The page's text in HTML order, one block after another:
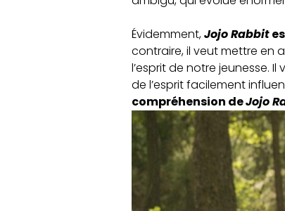
Évidemment,Jojo Rabbit
contraire, il veut mettre en
l’esprit de notre jeunesse.
de l’esprit facilement
compréhension deJojo